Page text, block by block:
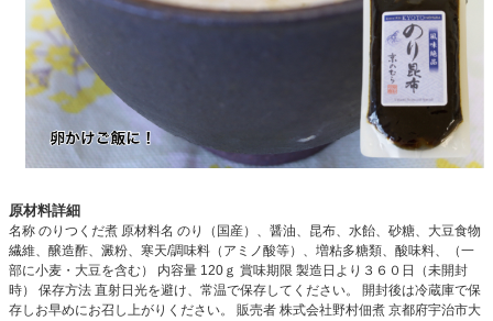
原材料詳細
名称 のりつくだ煮 原材料名 のり（国産）、醤油、昆布、水飴、砂糖、大豆食物
繊維、醸造酢、澱粉、寒天/調味料（アミノ酸等）、増粘多糖類、酸味料、（一
部に小麦・大豆を含む） 内容量 120ｇ 賞味期限 製造日より３６０日（未開封
時） 保存方法 直射日光を避け、常温で保存してください。 開封後は冷蔵庫で保
存しお早めにお召し上がりください。 販売者 株式会社野村佃煮 京都府宇治市大